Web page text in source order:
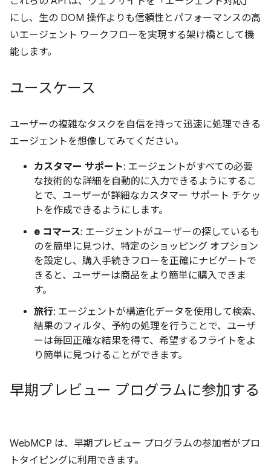
にし、生の DOM 操作よりも信頼性とパフォーマンスの高
いエージェント ワークフローを実現する架け橋として機
能します。
ユースケース
ユーザーの複雑なタスクを自信を持って迅速に処理できる
エージェントを想像してみてください。
カスタマー サポート: エージェントがすべての必要
な技術的な詳細を自動的に入力できるようにするこ
とで、ユーザーが詳細なカスタマー サポート チケッ
トを作成できるようにします。
e コマース: エージェントがユーザーの探しているも
のを簡単に見つけ、特定のショッピング オプション
を設定し、購入手続きフローを正確にナビゲートで
きると、ユーザーは商品をより簡単に購入できま
す。
旅行: エージェントが構造化データを使用して検索、
結果のフィルタ、予約の処理を行うことで、ユーザ
ーは毎回正確な結果を得て、希望するフライトをよ
り簡単に見つけることができます。
早期プレビュー プログラムに参加する
WebMCP は、早期プレビュー プログラムの参加者がプロ
トタイピングに利用できます。